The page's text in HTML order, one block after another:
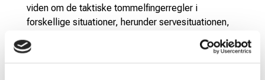
viden om de taktiske tommelfingerregler i
forskellige situationer, herunder servesituationen,